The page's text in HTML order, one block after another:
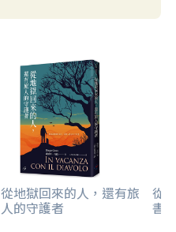
從地獄回來的人，還有旅
人的守護者
從
書